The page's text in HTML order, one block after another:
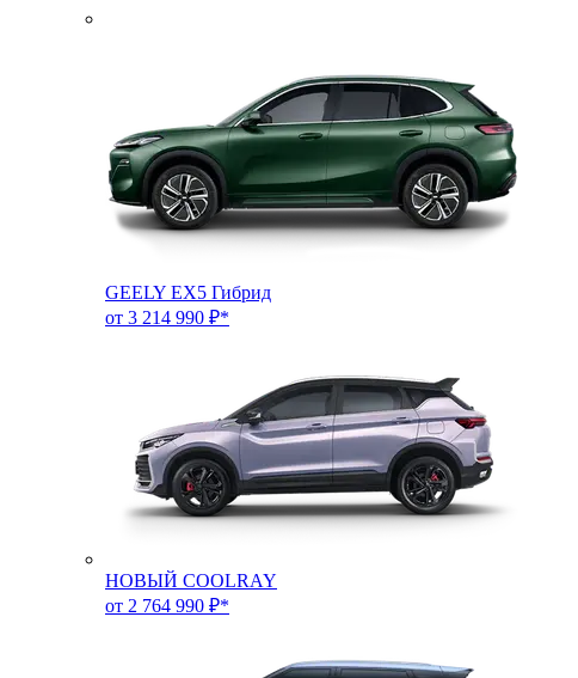
GEELY EX5 Гибрид
от 3 214 990 ₽*
НОВЫЙ COOLRAY
от 2 764 990 ₽*